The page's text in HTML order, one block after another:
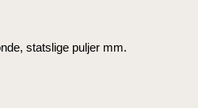
statslige puljer mm.